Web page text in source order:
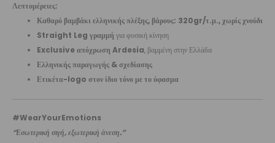
Λεπτομέρειες:
Καθαρό βαμβάκι ελληνικής πλέξης, βάρους: 320gr/τ.μ., χωρίς χνούδι
Straight Leg γραμμή για φυσική κίνηση
Exclusive απόχρωση Ardesia, βαμμένη στην Ελλάδα
Ελληνικής παραγωγής & σχεδίασης
Ετικέτα-logo στον ίδιο τόνο με το ύφασμα
#WearYourEmotions
“Εσωτερική σιγή, εξωτερική άνεση.”